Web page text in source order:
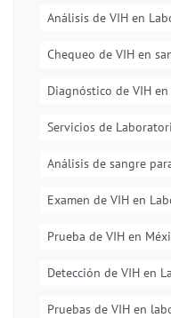
Análisis de VIH en
Chequeo de VIH en
Diagnóstico de VIH
Servicios de
Análisis de sangre
Examen de VIH en
Prueba de VIH en
Detección de VIH en
Pruebas de VIH en